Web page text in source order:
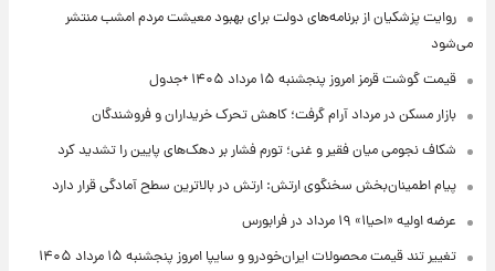
روایت پزشکیان از برنامه‌های دولت برای بهبود معیشت مردم امشب منتشر
می‌شود
قیمت گوشت قرمز امروز پنجشنبه ۱۵ مرداد ۱۴۰۵ +جدول
بازار مسکن در مرداد آرام گرفت؛ کاهش تحرک خریداران و فروشندگان
شکاف نجومی میان فقیر و غنی؛ تورم فشار بر دهک‌های پایین را تشدید کرد
پیام اطمینان‌بخش سخنگوی ارتش: ارتش در بالاترین سطح آمادگی قرار دارد
عرضه اولیه «احیا۱» ۱۹ مرداد در فرابورس
تغییر تند قیمت محصولات ایران‌خودرو و سایپا امروز پنجشنبه ۱۵ مرداد ۱۴۰۵